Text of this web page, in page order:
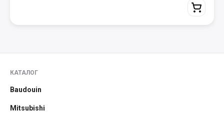
КАТАЛОГ
Baudouin
Mitsubishi